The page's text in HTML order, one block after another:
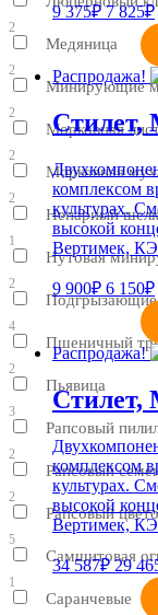
2
Медяница
2
Минирующие
2
Морковная
2
Морковная
2
Непарный
1
Нутовая
2
Подгрызающие
4
Пшеничный
2
Пьявица
3
Рапсовый
2
Рапсовый
2
Рапсовый
5
Самшитовая
1
Саранчевые
9 375₽ 7 825₽
Распродажа!
Стилет,
комплексом
культурах.
высокой
Вертимек,
9 900₽ 6 150₽
Распродажа!
Стилет,
комплексом
культурах.
высокой
Вертимек,
34 587₽ 29